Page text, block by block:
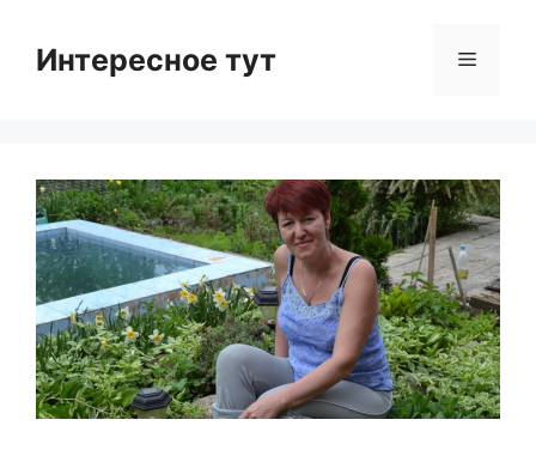
contentИнтересное тут Menu